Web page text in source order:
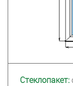
Стеклопакет: